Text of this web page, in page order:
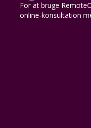
For at bruge
online-konsultation